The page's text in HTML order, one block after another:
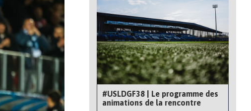
#USLDGF38 | Le programme des
animations de la rencontre